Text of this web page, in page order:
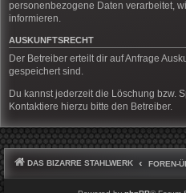
personenbezogene Daten verarbeitet,
informieren.
AUSKUNFTSRECHT
Der Betreiber erteilt dir auf Anfrage
gespeichert sind.
Du kannst jederzeit die Löschung bzw.
Kontaktiere hierzu bitte den Betreiber.
DAS BIZARRE STAHLWERK FOREN-